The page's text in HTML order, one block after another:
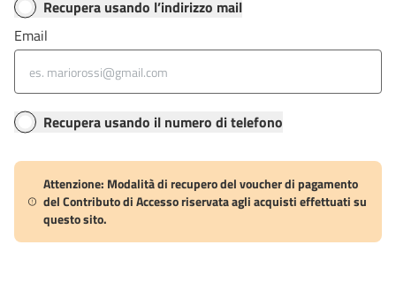
Recupera usando l’indirizzo mail
Email
Recupera usando il numero di telefono
Attenzione: Modalità di recupero del voucher di pagamento
del Contributo di Accesso riservata agli acquisti effettuati su
questo sito.